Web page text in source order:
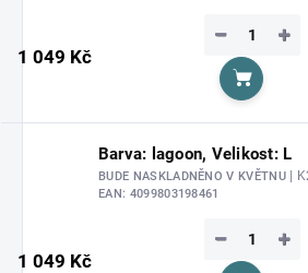
1 049 Kč
+
−
Do
Barva: lagoon, Velikost: L
BUDE NASKLADNĚNO V KVĚTNU |
EAN: 4099803198461
1 049 Kč
+
−